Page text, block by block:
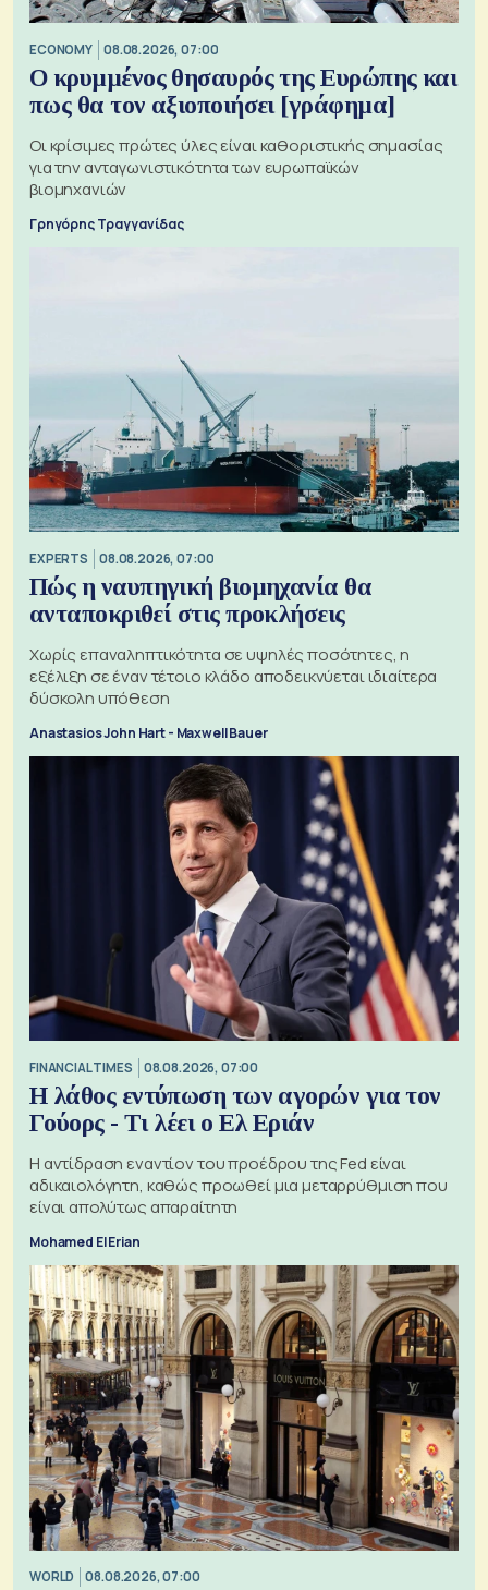
ECONOMY 08.08.2026, 07:00
Ο κρυμμένος θησαυρός της Ευρώπης και
πως θα τον αξιοποιήσει [γράφημα]
Οι κρίσιμες πρώτες ύλες είναι καθοριστικής σημασίας
για την ανταγωνιστικότητα των ευρωπαϊκών
βιομηχανιών
Γρηγόρης Τραγγανίδας
EXPERTS 08.08.2026, 07:00
Πώς η ναυπηγική βιομηχανία θα
ανταποκριθεί στις προκλήσεις
Χωρίς επαναληπτικότητα σε υψηλές ποσότητες, η
εξέλιξη σε έναν τέτοιο κλάδο αποδεικνύεται ιδιαίτερα
δύσκολη υπόθεση
Anastasios John Hart - Maxwell Bauer
FINANCIAL TIMES 08.08.2026, 07:00
Η λάθος εντύπωση των αγορών για τον
Γούορς - Τι λέει ο Ελ Εριάν
Η αντίδραση εναντίον του προέδρου της Fed είναι
αδικαιολόγητη, καθώς προωθεί μια μεταρρύθμιση που
είναι απολύτως απαραίτητη
Mohamed El Erian
WORLD 08.08.2026, 07:00